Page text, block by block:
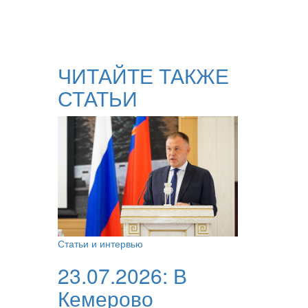
ЧИТАЙТЕ ТАКЖЕ
СТАТЬИ
Статьи и интервью
23.07.2026: В
Кемерово